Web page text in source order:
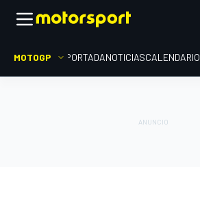
MOTOGP PORTADANOTICIASCALENDARIO